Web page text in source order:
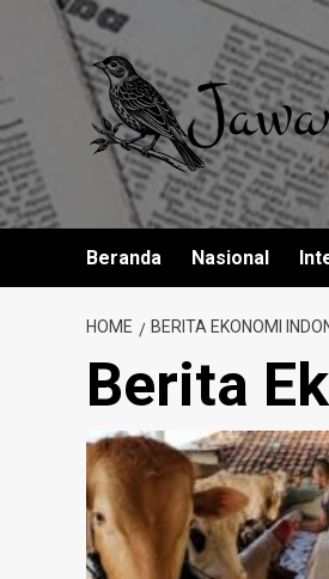
content
Beranda Nasional
HOME BERITA EKONOMI
Berita